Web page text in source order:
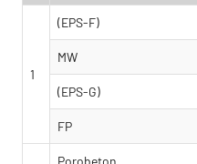
1
(EPS-F)
MW
(EPS-G)
FP